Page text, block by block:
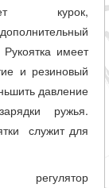
курок,
имеет
и резиновый
давление
ружья.
служит для